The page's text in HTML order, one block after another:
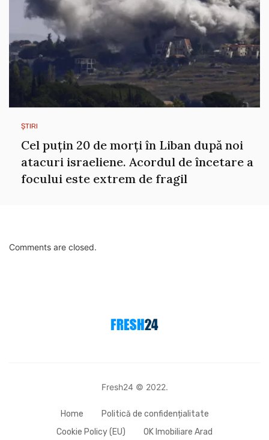
ȘTIRI
Cel puțin 20 de morți în Liban după noi
atacuri israeliene. Acordul de încetare a
focului este extrem de fragil
Comments are closed.
Fresh24 © 2022.
Home
Politică de confidențialitate
Cookie Policy (EU)
OK Imobiliare Arad